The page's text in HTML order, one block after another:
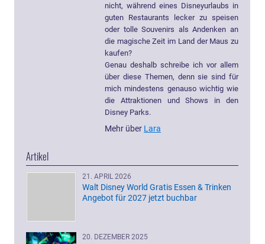
nicht, während eines Disneyurlaubs in
guten Restaurants lecker zu speisen
oder tolle Souvenirs als Andenken an
die magische Zeit im Land der Maus zu
kaufen?
Genau deshalb schreibe ich vor allem
über diese Themen, denn sie sind für
mich mindestens genauso wichtig wie
die Attraktionen und Shows in den
Disney Parks.
Mehr über Lara
Artikel
21. APRIL 2026
Walt Disney World Gratis Essen & Trinken
Angebot für 2027 jetzt buchbar
20. DEZEMBER 2025